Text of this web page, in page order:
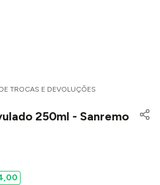
TROCAS E DEVOLUÇÕES
250ml - Sanremo
,00